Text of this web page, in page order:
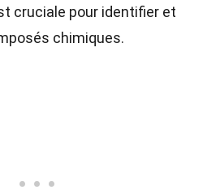
cruciale pour identifier et
chimiques.